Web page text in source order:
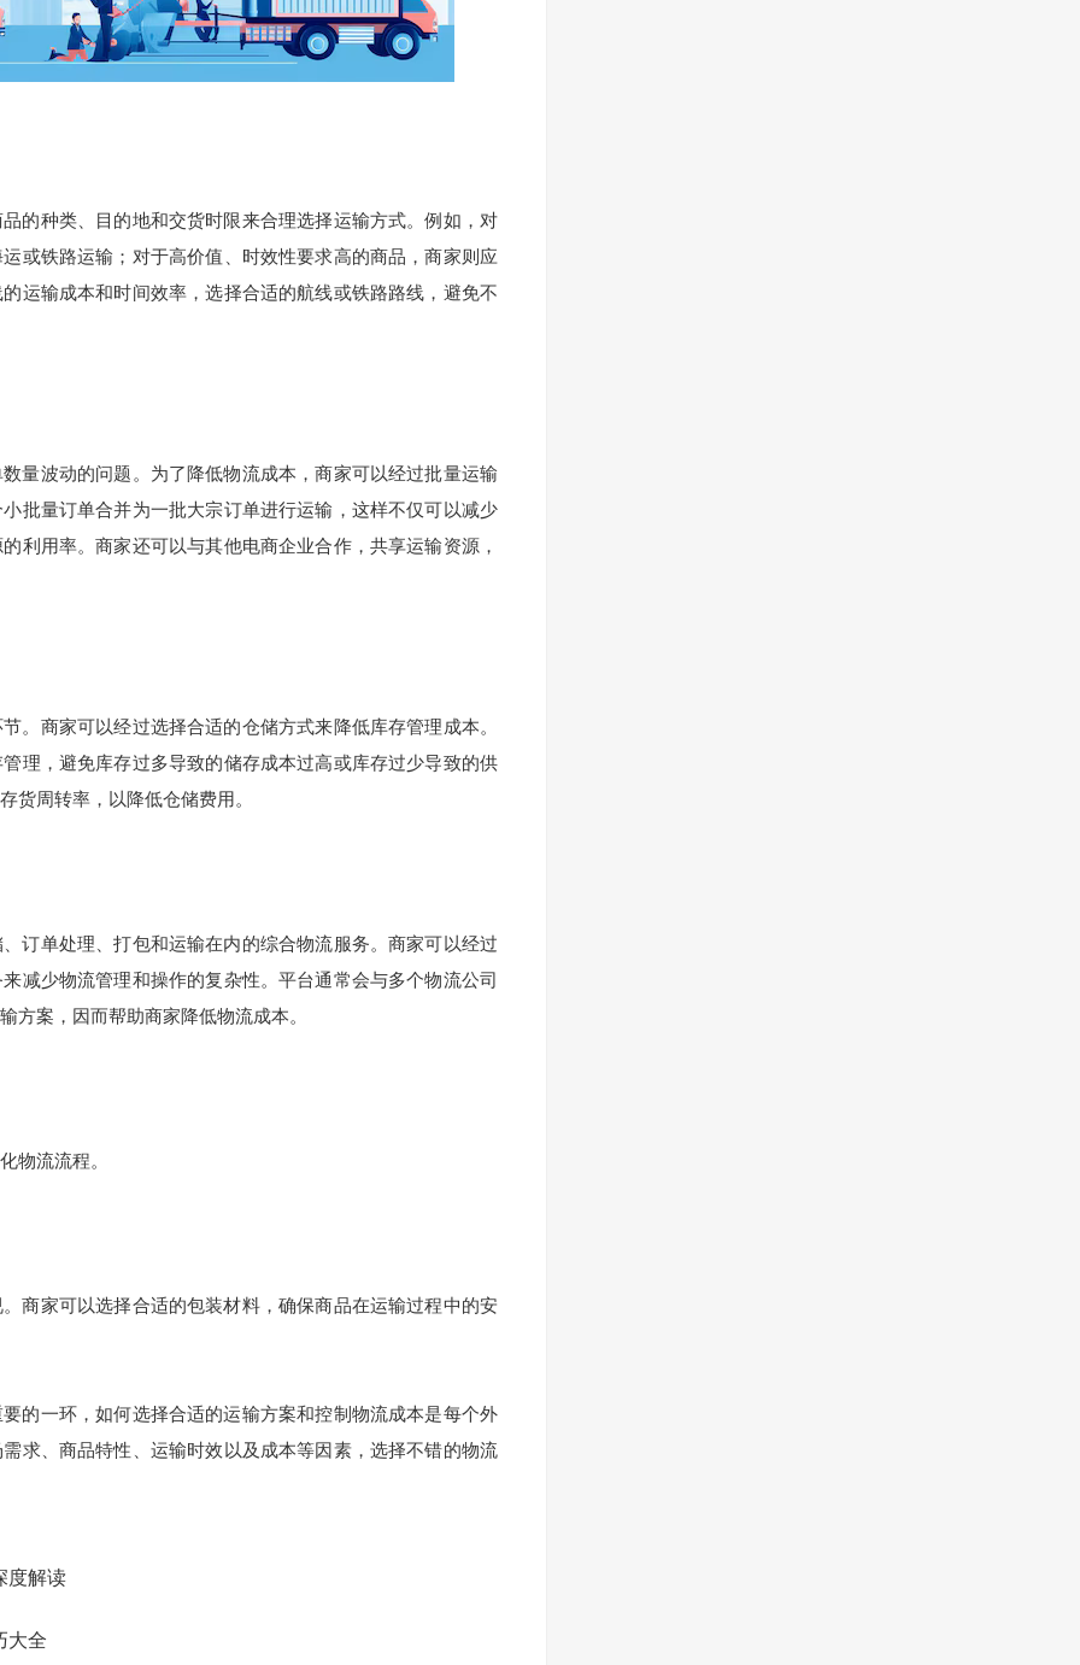
种类、目的地和交货时限来合理选择运输方式。例如，对
或铁路运输；对于高价值、时效性要求高的商品，商家则应
运输成本和时间效率，选择合适的航线或铁路路线，避免不
波动的问题。为了降低物流成本，商家可以经过批量运输
批量订单合并为一批大宗订单进行运输，这样不仅可以减少
利用率。商家还可以与其他电商企业合作，共享运输资源，
商家可以经过选择合适的仓储方式来降低库存管理成本。
理，避免库存过多导致的储存成本过高或库存过少导致的供
货周转率，以降低仓储费用。
单处理、打包和运输在内的综合物流服务。商家可以经过
减少物流管理和操作的复杂性。平台通常会与多个物流公司
方案，因而帮助商家降低物流成本。
流流程。
家可以选择合适的包装材料，确保商品在运输过程中的安
一环，如何选择合适的运输方案和控制物流成本是每个外
求、商品特性、运输时效以及成本等因素，选择不错的物流
度解读
大全